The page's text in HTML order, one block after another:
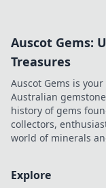
Auscot Gems:
Treasures
Auscot Gems is
Australian
history of gems
collectors,
world of minerals
Explore